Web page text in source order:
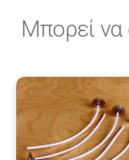
Μπορεί να